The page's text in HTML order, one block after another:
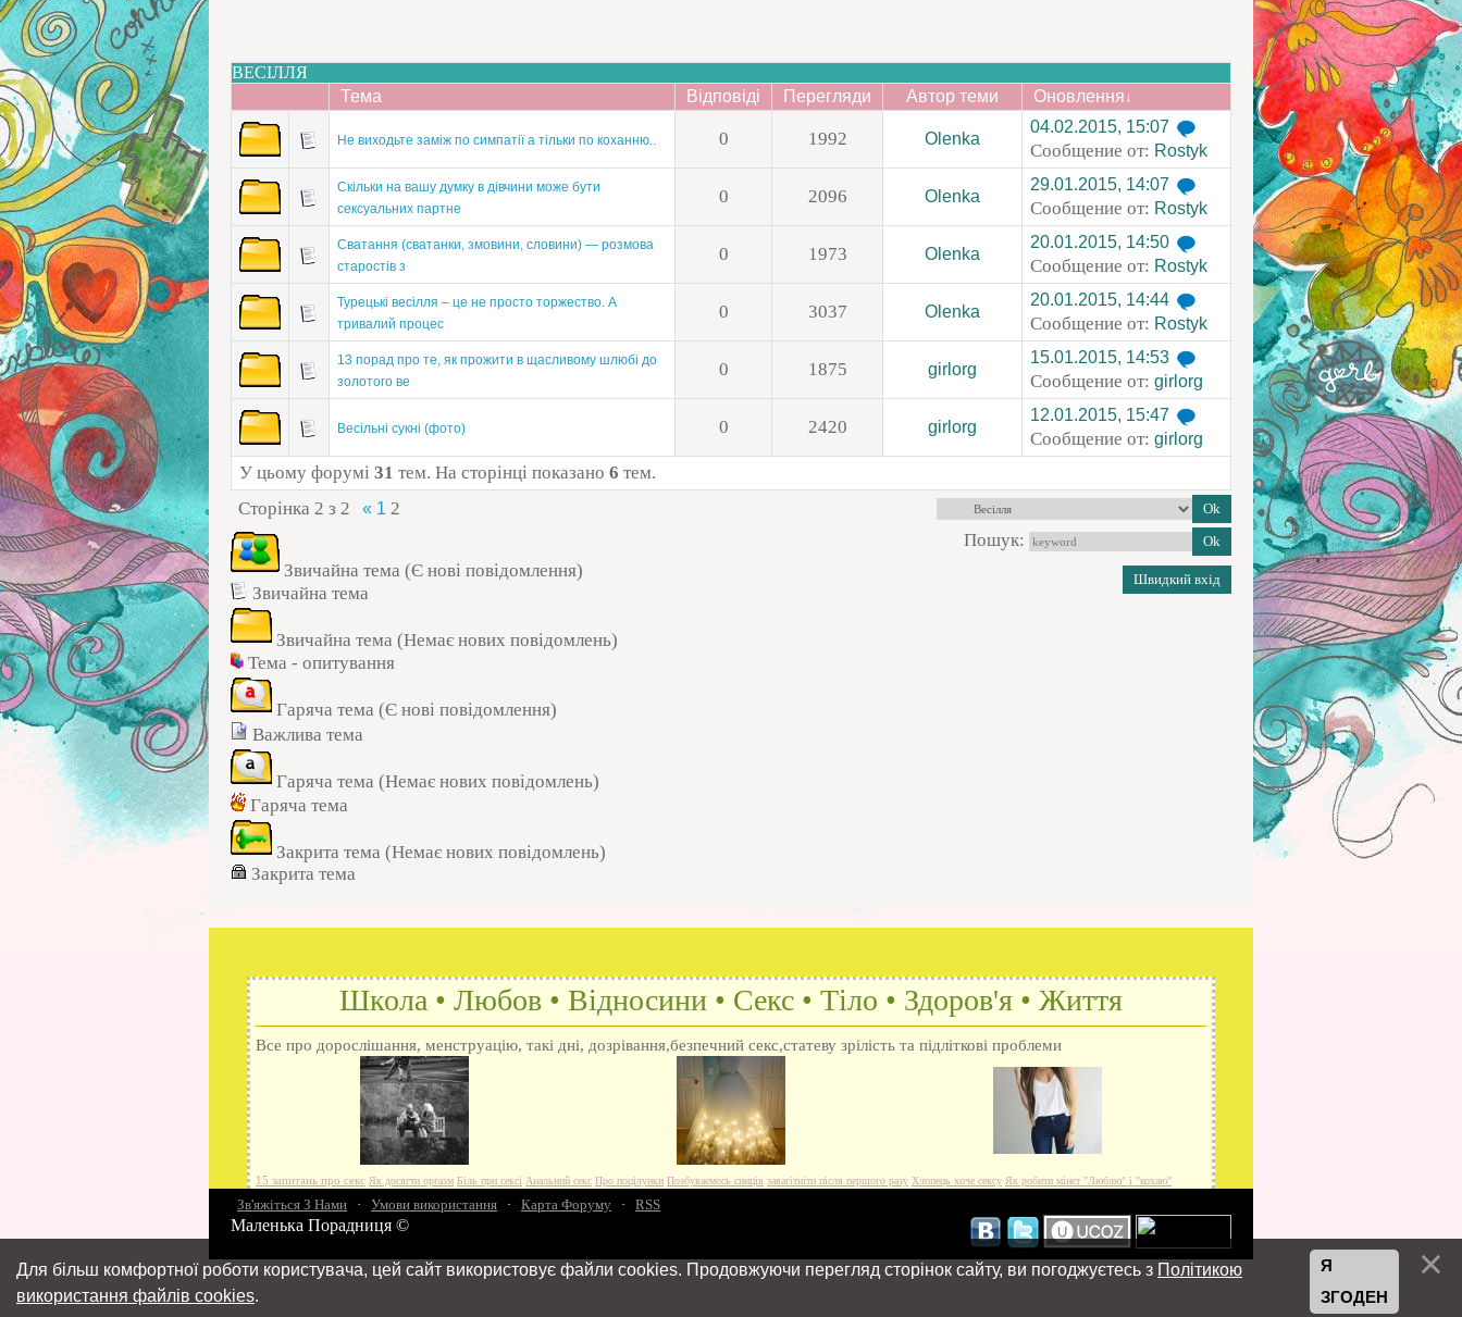
ВЕСІЛЛЯ
Тема
Відповіді Перегляди Автор теми Оновлення↓
Не виходьте заміж по симпатії а тільки по коханню.. 0 1992 Olenka
04.02.2015, 15:07
Сообщение от: Rostyk
Скільки на вашу думку в дівчини може бути
сексуальних партне
0 2096 Olenka
29.01.2015, 14:07
Сообщение от: Rostyk
Сватання (сватанки, змовини, словини) — розмова
старостів з
0 1973 Olenka
20.01.2015, 14:50
Сообщение от: Rostyk
Турецькі весілля – це не просто торжество. А
тривалий процес
0 3037 Olenka
20.01.2015, 14:44
Сообщение от: Rostyk
13 порад про те, як прожити в щасливому шлюбі до
золотого ве
0 1875 girlorg
15.01.2015, 14:53
Сообщение от: girlorg
Весільні сукні (фото) 0 2420 girlorg
12.01.2015, 15:47
Сообщение от: girlorg
У цьому форумі 31 тем. На сторінці показано 6 тем.
Сторінка 2 з 2 « 1 2
Звичайна тема (Є нові повідомлення)
Звичайна тема
Звичайна тема (Немає нових повідомлень)
Тема - опитування
Гаряча тема (Є нові повідомлення)
Важлива тема
Гаряча тема (Немає нових повідомлень)
Гаряча тема
Закрита тема (Немає нових повідомлень)
Закрита тема
Пошук:
Школа • Любов • Відносини • Секс • Тіло • Здоров'я • Життя
Все про дорослішання, менструацію, такі дні, дозрівання,безпечний секс,статеву зрілість та підліткові проблеми
15 запитань про секс Як досягти оргазм Біль при сексі Анальний секс Про поцілунки Позбуваємось синців завагітніти після першого разу Хлопець хоче сексу Як робити мінєт "Люблю" і "кохаю"
різниця Про перший секс Займатися сексом
Зв'яжіться З Нами · Умови використання · Карта Форуму · RSS
Маленька Порадниця ©
Для більш комфортної роботи користувача, цей сайт використовує файли cookies. Продовжуючи перегляд сторінок сайту, ви погоджуєтесь з Політикою
використання файлів cookies
Я
ЗГОДЕН